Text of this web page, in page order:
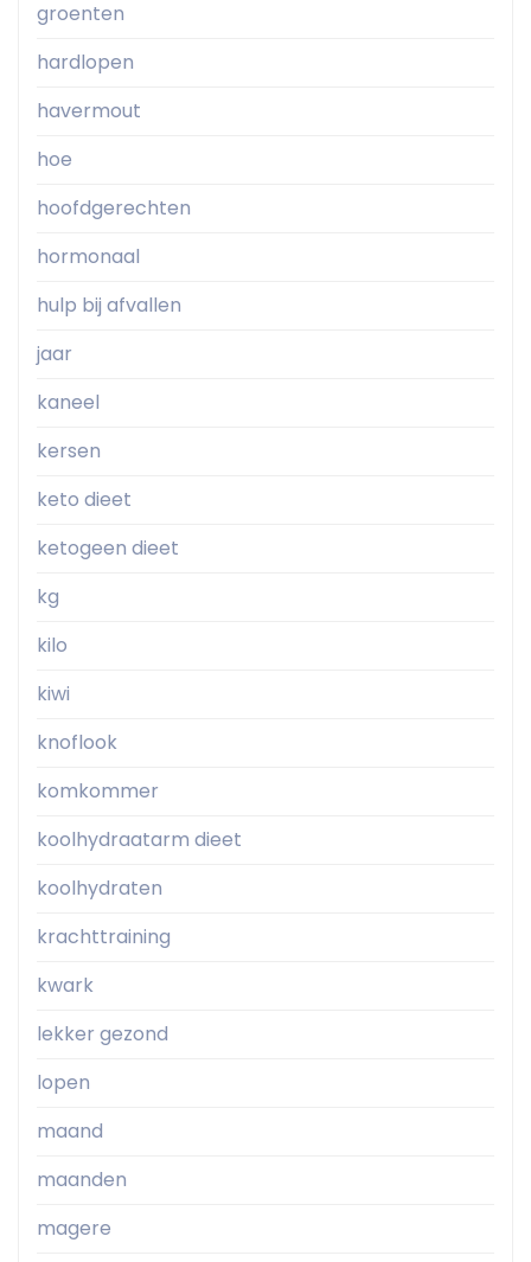
groenten
hardlopen
havermout
hoe
hoofdgerechten
hormonaal
hulp bij afvallen
jaar
kaneel
kersen
keto dieet
ketogeen dieet
kg
kilo
kiwi
knoflook
komkommer
koolhydraatarm dieet
koolhydraten
krachttraining
kwark
lekker gezond
lopen
maand
maanden
magere